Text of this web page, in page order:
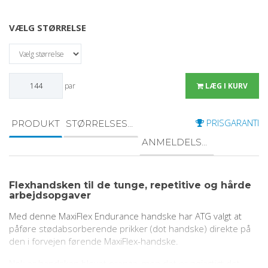
VÆLG STØRRELSE
par LÆG I KURV
PRISGARANTI
PRODUKT
STØRRELSESGUIDE
ANMELDELSER
Flexhandsken til de tunge, repetitive og hårde
arbejdsopgaver
Med denne MaxiFlex Endurance handske har ATG valgt at
påføre stødabsorberende prikker (dot handske) direkte på
den i forvejen førende MaxiFlex-handske.